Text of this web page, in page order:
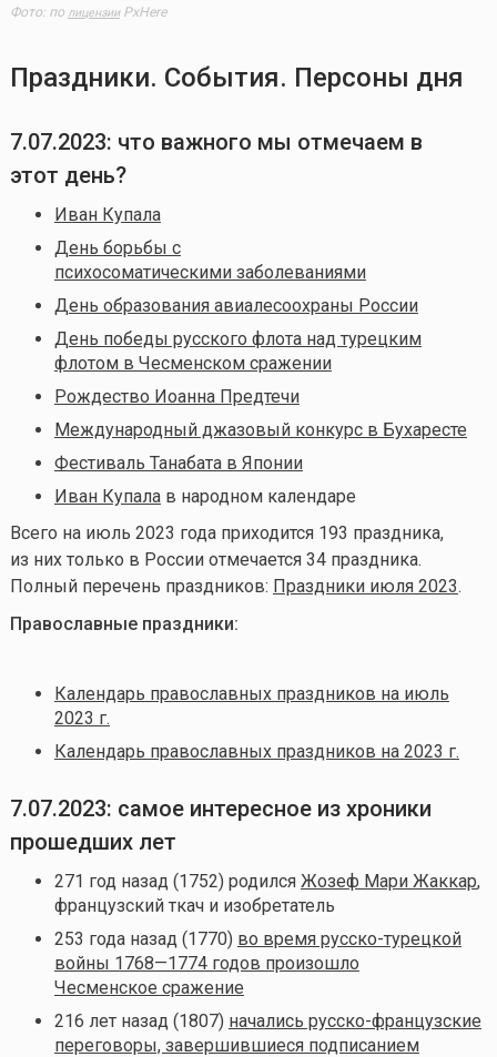
Фото: по лицензииPxHere
Праздники. События. Персоны дня
7.07.2023: что важного мы отмечаем в
этот день?
Иван Купала
День борьбы с
психосоматическими заболеваниями
День образования авиалесоохраны России
День победы русского флота над турецким
флотом в Чесменском сражении
Рождество Иоанна Предтечи
Международный джазовый конкурс в Бухаресте
Фестиваль Танабата в Японии
Иван Купалав народном календаре
Всего на июль 2023 года приходится 193 праздника,
из них только в России отмечается 34 праздника.
Полный перечень праздников: Праздники июля 2023.
Православные праздники:
Календарь православных праздников на июль
2023 г.
Календарь православных праздников на 2023 г.
7.07.2023: самое интересное из хроники
прошедших лет
271 год назад (1752) родился Жозеф Мари Жаккар,
французский ткач и изобретатель
253 года назад (1770) во время русско-турецкой
войны 1768—1774 годов произошло
Чесменское сражение
216 лет назад (1807) начались русско-французские
переговоры, завершившиеся подписанием